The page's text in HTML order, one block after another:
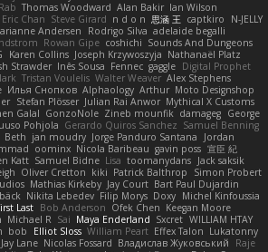
Rab Thomas Woodward Alan Bakir Ian Wilson
Eric Chan Steve Girard n d o n 思涵 王 captkiro
N-JELLY
Andersen Rodrigo Silva adelaide begalli
Rowan Gipe coshichi Sounds And Dungeons
Karen Collins Joseph Krzywoszyja Nathanaël Platz
Strawder Inês Sousa Fennec gaggle Digital Prophet
Tristan Voulelis Walter Weaver Alex Stephens
Илья Снопков Alphaology Arthur Moto Designshop
Stefan Plösser Julian Rai Anwor Mythical X Customs
Galal GonzoNole Zineb mounfik damageg George
Pohjola Gerardo Quiros Sanchez Samuel Benning
Beth jan moudry Jorge Panduro Santana
Jordan
oominx Nicola Baribeau gavin poss 宣臣 紀
Katt Samuel Bidne Lisa toomanydans Jack saksik
Oliver Cretton kiki Patrick Balthrop
Simon Probert
Mathias Kirkeby Jay Court Bart Paul Dujardin
Nikita Lebedev Filip Morys Doxy Michel Kinfoussia
Last Bob Anderson Ofek Chen Keegan Moore
Michael R Sai Maya Enderland Sxcret WILLIAM HTAY
bob Elliot Sloss William Peart Effex Talon Lukatonny
Jay Lane Nicolas Fossard Владислав Жуковський
Raje